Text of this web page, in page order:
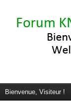
Bienvenue, Visiteur !